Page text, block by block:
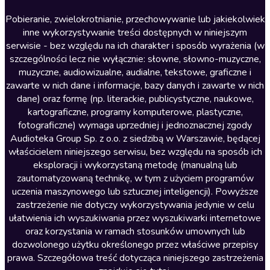
Literatura anglojęzyczna
Literatura faktu
Literatura obyczajowa
Literatura piękna obca
Literatura piękna polska
Nagrania relaksacyjne
Nauka języków
Nauki humanistyczne
Podcasty i audycje
Polityka
Prasa
Religia
Romans
Pobieranie, zwielokrotnianie, przechowywanie lub jakiekolwiek
inne wykorzystywanie treści dostępnych w niniejszym
serwisie - bez względu na ich charakter i sposób wyrażenia (w
szczególności lecz nie wyłącznie: słowne, słowno-muzyczne,
muzyczne, audiowizualne, audialne, tekstowe, graficzne i
zawarte w nich dane i informacje, bazy danych i zawarte w nich
dane) oraz formę (np. literackie, publicystyczne, naukowe,
kartograficzne, programy komputerowe, plastyczne,
fotograficzne) wymaga uprzedniej i jednoznacznej zgody
Audioteka Group Sp. z o.o. z siedzibą w Warszawie, będącej
właścicielem niniejszego serwisu, bez względu na sposób ich
eksploracji i wykorzystaną metodę (manualną lub
zautomatyzowaną technikę, w tym z użyciem programów
uczenia maszynowego lub sztucznej inteligencji). Powyższe
zastrzeżenie nie dotyczy wykorzystywania jedynie w celu
ułatwienia ich wyszukiwania przez wyszukiwarki internetowe
oraz korzystania w ramach stosunków umownych lub
dozwolonego użytku określonego przez właściwe przepisy
prawa. Szczegółowa treść dotycząca niniejszego zastrzeżenia